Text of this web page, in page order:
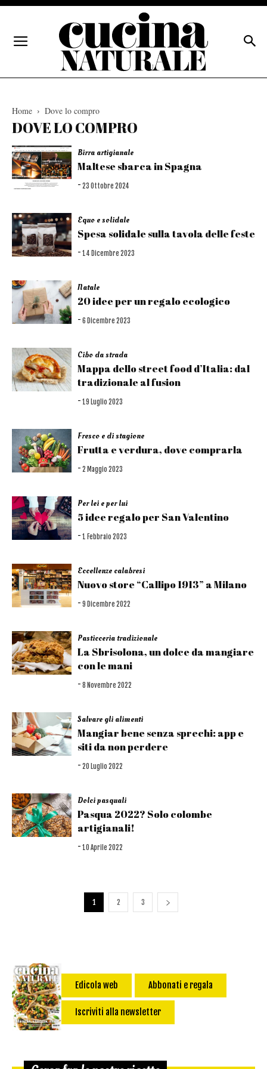
Home Dove lo compro
DOVE LO COMPRO
Birra artigianale
Maltese sbarca in Spagna
- 23 Ottobre 2024
Equo e solidale
Spesa solidale sulla tavola delle feste
- 14 Dicembre 2023
Natale
20 idee per un regalo ecologico
- 6 Dicembre 2023
Cibo da strada
Mappa dello street food d’Italia: dal
tradizionale al fusion
- 19 Luglio 2023
Fresco e di stagione
Frutta e verdura, dove comprarla
- 2 Maggio 2023
Per lei e per lui
5 idee regalo per San Valentino
- 1 Febbraio 2023
Eccellenze calabresi
Nuovo store “Callipo 1913” a Milano
- 9 Dicembre 2022
Pasticceria tradizionale
La Sbrisolona, un dolce da mangiare
con le mani
- 8 Novembre 2022
Salvare gli alimenti
Mangiar bene senza sprechi: app e
siti da non perdere
- 20 Luglio 2022
Dolci pasquali
Pasqua 2022? Solo colombe
artigianali!
- 10 Aprile 2022
1 2 3
Edicola web Abbonati e regala
Iscriviti alla newsletter